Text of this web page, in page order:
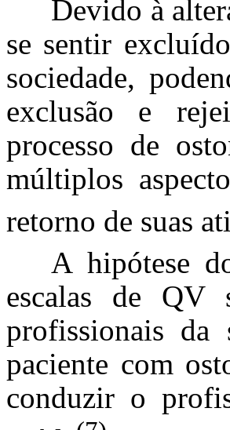
Devido à
se sentir
sociedade,
exclusão e
processo de
múltiplos
retorno de suas
A hipótese
escalas de QV
profissionais da
paciente com
conduzir o